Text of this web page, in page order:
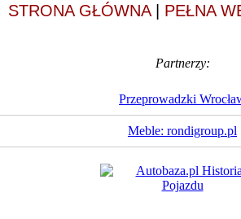
STRONA GŁÓWNA| PEŁNA
Partnerzy:
Przeprowadzki
Meble: rondigroup.pl